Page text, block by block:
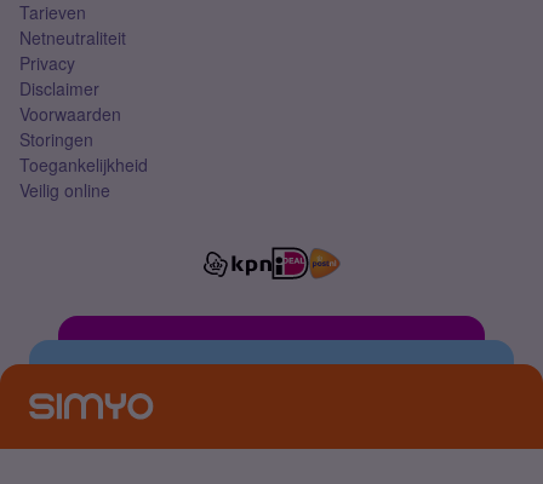
Tarieven
Netneutraliteit
Privacy
Disclaimer
Voorwaarden
Storingen
Toegankelijkheid
Veilig online